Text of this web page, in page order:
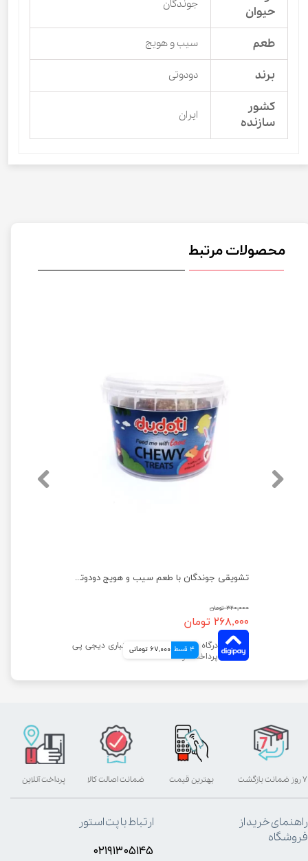
حیوان
جوندگان
طعم سیب و هویج
برند دودوتی
کشور
سازنده
ایران
محصولات مرتبط
تشویقی جوندگان با طعم سیب و هویج دودوتی وزن 100 گرم
۳۲۰,۰۰۰ تومان
۲۶۸,۰۰۰ تومان
4 قسط 67,000 تومانی
بهترین قیمت پرداخت آنلاین ۷ روز ضمانت بازگشت ضمانت اصالت کالا
راهنمای خرید از
فروشگاه
ارتباط با پت استور
۰۲۱۹۱۳۰۵۱۴۵